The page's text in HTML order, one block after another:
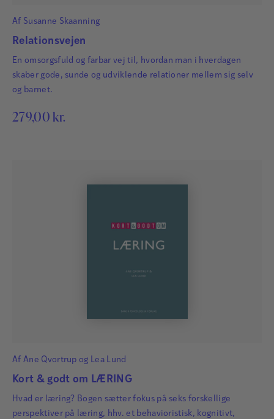
Af Susanne Skaanning
Relationsvejen
En omsorgsfuld og farbar vej til, hvordan man i hverdagen
skaber gode, sunde og udviklende relationer mellem sig selv
og barnet.
279,00 kr.
Af Ane Qvortrup og Lea Lund
Kort & godt om LÆRING
Hvad er læring? Bogen sætter fokus på seks forskellige
perspektiver på læring, hhv. et behavioristisk, kognitivt,